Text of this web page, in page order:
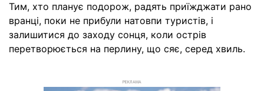
Тим, хто планує подорож, радять приїжджати рано
вранці, поки не прибули натовпи туристів, і
залишитися до заходу сонця, коли острів
перетворюється на перлину, що сяє, серед хвиль.
РЕКЛАМА